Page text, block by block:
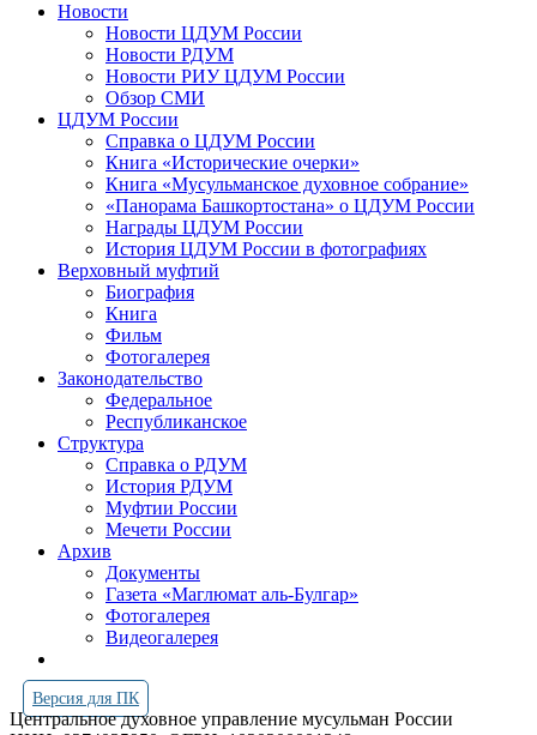
Новости
Новости ЦДУМ России
Новости РДУМ
Новости РИУ ЦДУМ России
Обзор СМИ
ЦДУМ России
Справка о ЦДУМ России
Книга «Исторические очерки»
Книга «Мусульманское духовное собрание»
«Панорама Башкортостана» о ЦДУМ России
Награды ЦДУМ России
История ЦДУМ России в фотографиях
Верховный муфтий
Биография
Книга
Фильм
Фотогалерея
Законодательство
Федеральное
Республиканское
Структура
Справка о РДУМ
История РДУМ
Муфтии России
Мечети России
Архив
Документы
Газета «Маглюмат аль-Булгар»
Фотогалерея
Видеогалерея
Версия для ПК
Центральное духовное управление мусульман России